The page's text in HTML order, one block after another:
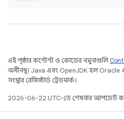
এই পৃষ্ঠার কন্টেন্ট ও কোডের নমুনাগুলি
অধীনস্থ। Java এবং OpenJDK হল Oracle
সংস্থার রেজিস্টার্ড ট্রেডমার্ক।
2026-06-22 UTC-তে শেষবার আপডেট